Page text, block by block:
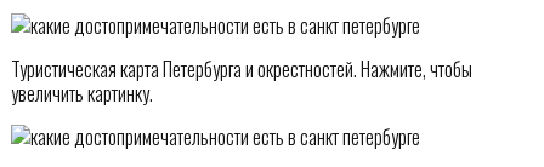
Туристическая карта Петербурга и окрестностей. Нажмите, чтобы
увеличить картинку.